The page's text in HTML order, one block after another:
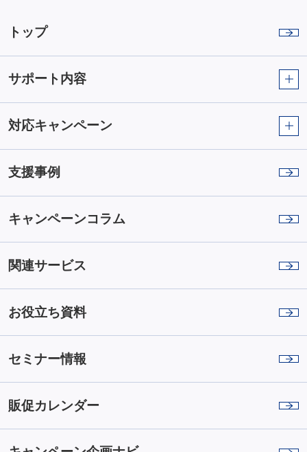
トップ
サポート内容
対応キャンペーン
支援事例
キャンペーンコラム
関連サービス
お役立ち資料
セミナー情報
販促カレンダー